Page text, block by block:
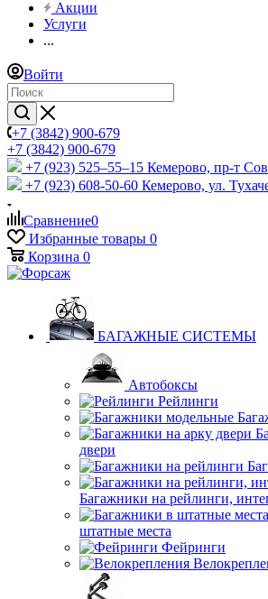
Акции
Услуги
...
Войти
+7 (3842) 900-679
+7 (3842) 900-679
+7 (923) 525–55–15 Кемерово, пр-т
+7 (923) 608-50-60 Кемерово, ул.
Сравнение0
Избранные товары 0
Корзина 0
БАГАЖНЫЕ СИСТЕМЫ
Автобоксы
Рейлинги
двери
Багажники на рейлинги,
штатные места
Фейринги